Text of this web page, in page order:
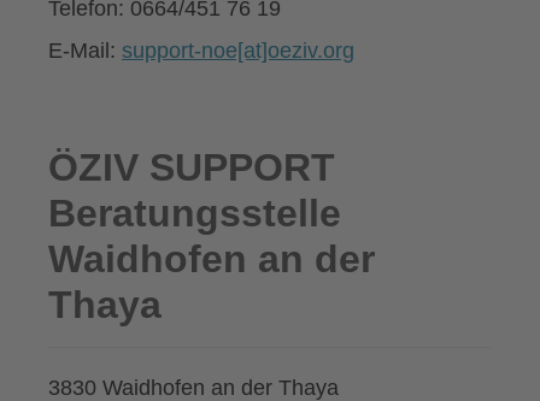
Telefon: 0664/451 76 19
E-Mail: support-noe[at]oeziv.org
ÖZIV SUPPORT
Beratungsstelle
Waidhofen an der
Thaya
3830 Waidhofen an der Thaya